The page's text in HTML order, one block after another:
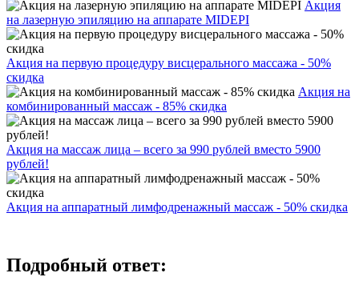
Акция
на лазерную эпиляцию на аппарате MIDEPI
Акция на первую процедуру висцерального массажа - 50%
скидка
Акция на
комбинированный массаж - 85% скидка
Акция на массаж лица – всего за 990 рублей вместо 5900
рублей!
Акция на аппаратный лимфодренажный массаж - 50% скидка
Подробный ответ: